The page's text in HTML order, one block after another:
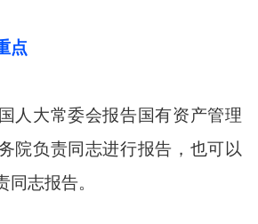
点
人大常委会报告国有资产管理
院负责同志进行报告，也可以
同志报告。